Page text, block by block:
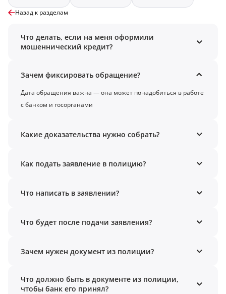
Назад к разделам
Что делать, если на меня оформили
мошеннический кредит?
Зачем фиксировать обращение?
Дата обращения важна — она может понадобиться в работе
с банком и госорганами
Какие доказательства нужно собрать?
Как подать заявление в полицию?
Что написать в заявлении?
Что будет после подачи заявления?
Зачем нужен документ из полиции?
Что должно быть в документе из полиции,
чтобы банк его принял?